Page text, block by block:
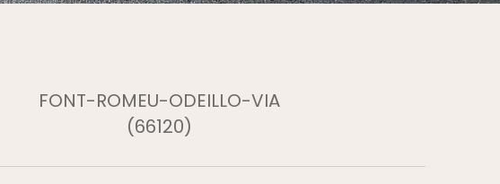
FONT-ROMEU-ODEILLO-VIA
(66120)